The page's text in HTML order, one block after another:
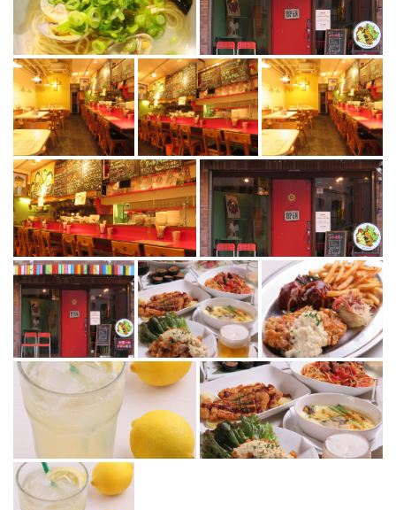
この店舗情報をシェアする
写真 | 港町ＭＯＴＨＥＲ
兵庫県神戸市中央区琴ノ緒町５－７－４ サンシャイン三宮１０２
https://minatomachimother.owst.jp/gallery
お店情報をコピー